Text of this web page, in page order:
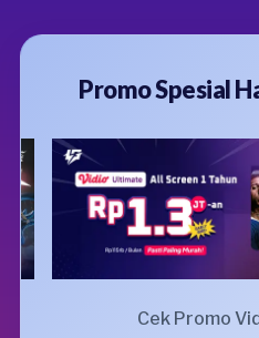
Promo Spesial
Cek Promo